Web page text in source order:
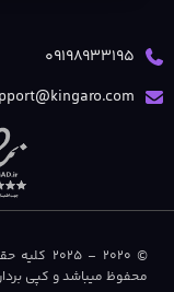
09198933195
محفوظ میباشد و کپی